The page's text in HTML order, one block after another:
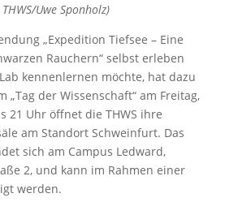
Uwe Sponholz)
„Expedition Tiefsee – Eine
Rauchern“ selbst erleben
kennenlernen möchte, hat dazu
„Tag der Wissenschaft“ am Freitag,
21 Uhr öffnet die THWS ihre
am Standort Schweinfurt. Das
sich am Campus Ledward,
2, und kann im Rahmen einer
werden.